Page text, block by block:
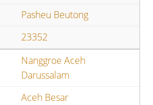
Pasheu Beutong
23352
Nanggroe Aceh
Darussalam
Aceh Besar